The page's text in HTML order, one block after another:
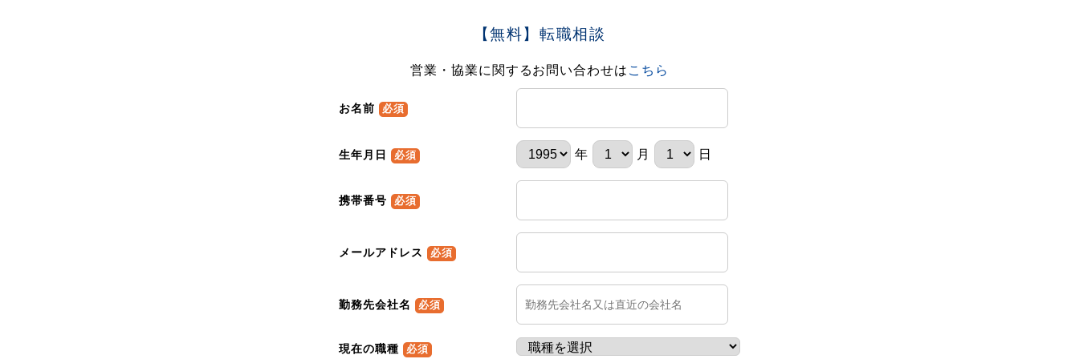
【無料】転職相談
営業・協業に関するお問い合わせは こちら
お名前 必須
生年月日 必須 年 月 日
携帯番号 必須
メールアドレス 必須
勤務先会社名 必須
現在の職種 必須